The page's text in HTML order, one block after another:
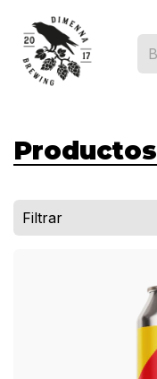
Productos
Filtrar